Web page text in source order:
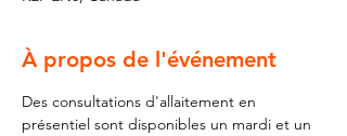
À propos de l'événement
Des consultations d'allaitement en
présentiel sont disponibles un mardi et un